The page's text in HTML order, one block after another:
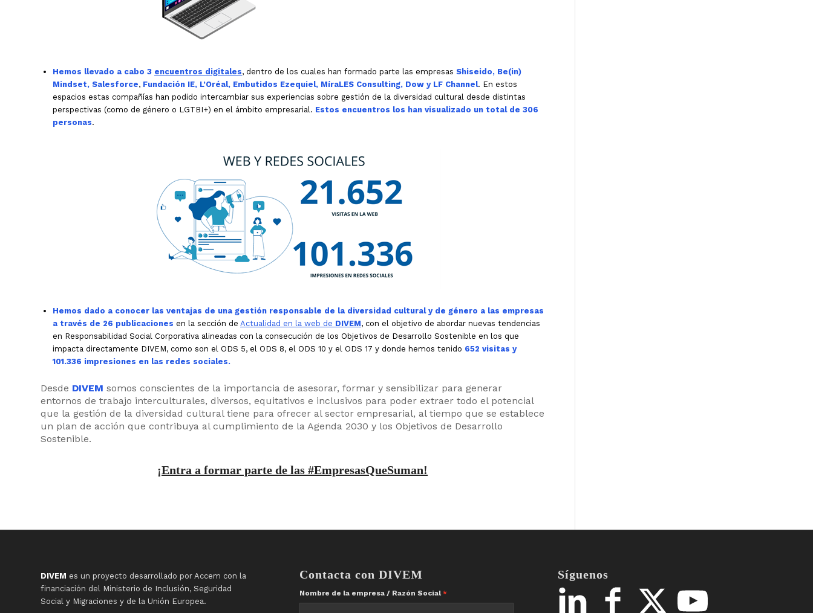
Hemos llevado a cabo 3 encuentros digitales, dentro de los cuales han formado parte las empresas Shiseido, Be(in)
Mindset, Salesforce, Fundación IE, L’Oréal, Embutidos Ezequiel, MíraLES Consulting, Dow y LF Channel. En estos
espacios estas compañías han podido intercambiar sus experiencias sobre gestión de la diversidad cultural desde distintas
perspectivas (como de género o LGTBI+) en el ámbito empresarial. Estos encuentros los han visualizado un total de 306
personas.
Hemos dado a conocer las ventajas de una gestión responsable de la diversidad cultural y de género a las empresas
a través de 26 publicaciones en la sección de Actualidad en la web de DIVEM, con el objetivo de abordar nuevas tendencias
en Responsabilidad Social Corporativa alineadas con la consecución de los Objetivos de Desarrollo Sostenible en los que
impacta directamente DIVEM, como son el ODS 5, el ODS 8, el ODS 10 y el ODS 17 y donde hemos tenido 652 visitas y
101.336 impresiones en las redes sociales.
Desde DIVEM somos conscientes de la importancia de asesorar, formar y sensibilizar para generar
entornos de trabajo interculturales, diversos, equitativos e inclusivos para poder extraer todo el potencial
que la gestión de la diversidad cultural tiene para ofrecer al sector empresarial, al tiempo que se establece
un plan de acción que contribuya al cumplimiento de la Agenda 2030 y los Objetivos de Desarrollo
Sostenible.
¡Entra a formar parte de las #EmpresasQueSuman!
DIVEM es un proyecto desarrollado por Accem con la
financiación del Ministerio de Inclusión, Seguridad
Social y Migraciones y de la Unión Europea.
Contacta con DIVEM
Nombre de la empresa / Razón Social
Síguenos